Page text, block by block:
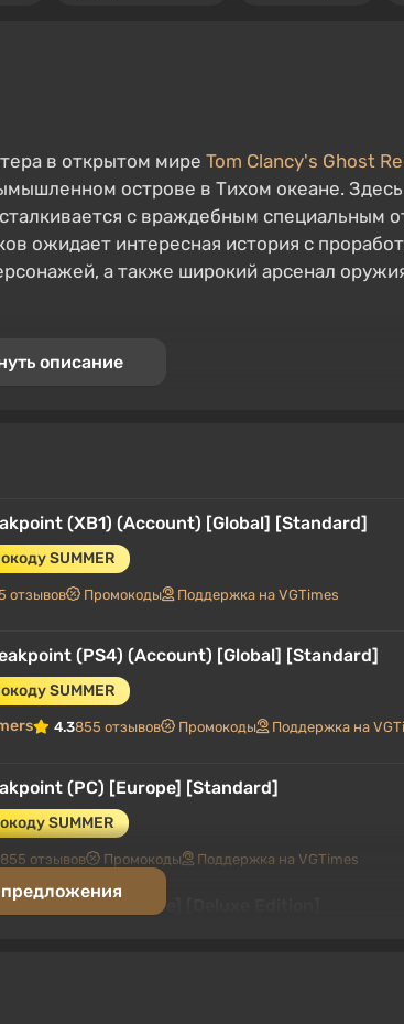
в открытом мире Tom Clancy's Ghost
острове в Тихом океане. Здесь
с враждебным специальным
ожидает интересная история с
а также широкий арсенал
описание
(XB1) (Account) [Global] [Standard]
SUMMER
отзывов Промокоды Поддержка на VGTimes
(PS4) (Account) [Global] [Standard]
SUMMER
4.3855 отзывов Промокоды Поддержка на
(PC) [Europe] [Standard]
SUMMER
855 отзывов Промокоды Поддержка на VGTimes
(PC) [Europe] [Deluxe Edition]